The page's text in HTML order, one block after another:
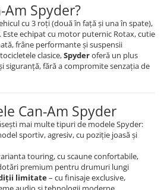
Am Spyder?
cu 3 roți (două în față și una în spate),
echipat cu motor puternic Rotax, cutie
frâne performante și suspensii
clasice,Spyderoferă un plus
siguranță, fără a compromite senzația de
Can-Am Spyder
mai multe tipuri de modele Spyder:
sportiv, agresiv, cu poziție joasă și
touring, cu scaune confortabile,
premium pentru drumuri lungi
limitate– cu finisaje exclusive,